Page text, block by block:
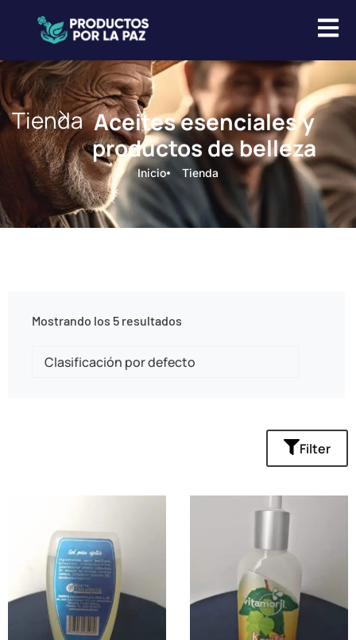
Tienda Aceites esenciales y
productos de belleza
Inicio Tienda
Mostrando los 5 resultados
Filter